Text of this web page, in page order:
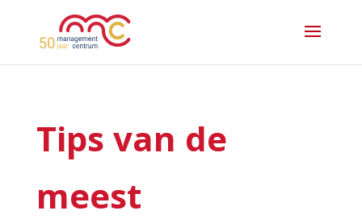
Tips van de
meest